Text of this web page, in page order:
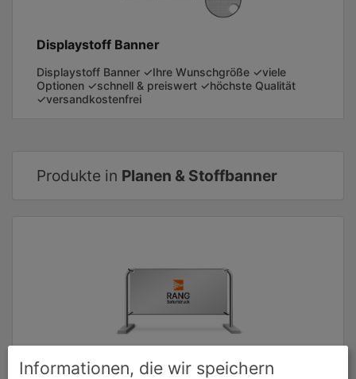
Displaystoff Banner
Displaystoff Banner ✓Ihre Wunschgröße ✓viele
Optionen ✓schnell & preiswert ✓höchste Qualität
✓versandkostenfrei
Produkte in Planen & Stoffbanner
Informationen, die wir speichern